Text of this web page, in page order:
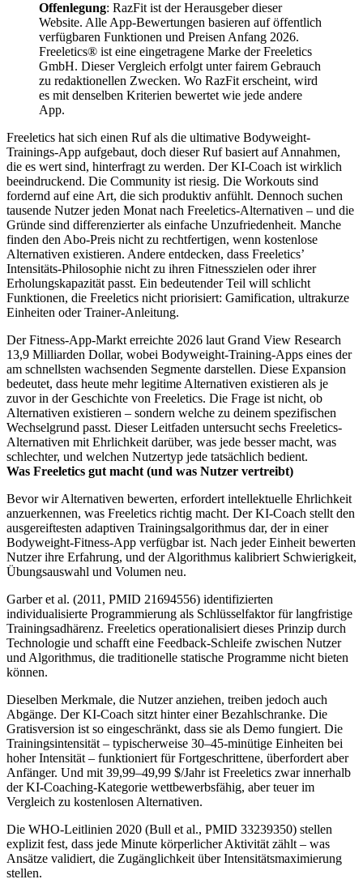
Offenlegung: RazFit ist der Herausgeber dieser
Website. Alle App-Bewertungen basieren auf öffentlich
verfügbaren Funktionen und Preisen Anfang 2026.
Freeletics® ist eine eingetragene Marke der Freeletics
GmbH. Dieser Vergleich erfolgt unter fairem Gebrauch
zu redaktionellen Zwecken. Wo RazFit erscheint, wird
es mit denselben Kriterien bewertet wie jede andere
App.
Freeletics hat sich einen Ruf als die ultimative Bodyweight-
Trainings-App aufgebaut, doch dieser Ruf basiert auf Annahmen,
die es wert sind, hinterfragt zu werden. Der KI-Coach ist wirklich
beeindruckend. Die Community ist riesig. Die Workouts sind
fordernd auf eine Art, die sich produktiv anfühlt. Dennoch suchen
tausende Nutzer jeden Monat nach Freeletics-Alternativen – und die
Gründe sind differenzierter als einfache Unzufriedenheit. Manche
finden den Abo-Preis nicht zu rechtfertigen, wenn kostenlose
Alternativen existieren. Andere entdecken, dass Freeletics’
Intensitäts-Philosophie nicht zu ihren Fitnesszielen oder ihrer
Erholungskapazität passt. Ein bedeutender Teil will schlicht
Funktionen, die Freeletics nicht priorisiert: Gamification, ultrakurze
Einheiten oder Trainer-Anleitung.
Der Fitness-App-Markt erreichte 2026 laut Grand View Research
13,9 Milliarden Dollar, wobei Bodyweight-Training-Apps eines der
am schnellsten wachsenden Segmente darstellen. Diese Expansion
bedeutet, dass heute mehr legitime Alternativen existieren als je
zuvor in der Geschichte von Freeletics. Die Frage ist nicht, ob
Alternativen existieren – sondern welche zu deinem spezifischen
Wechselgrund passt. Dieser Leitfaden untersucht sechs Freeletics-
Alternativen mit Ehrlichkeit darüber, was jede besser macht, was
schlechter, und welchen Nutzertyp jede tatsächlich bedient.
Was Freeletics gut macht (und was Nutzer vertreibt)
Bevor wir Alternativen bewerten, erfordert intellektuelle Ehrlichkeit
anzuerkennen, was Freeletics richtig macht. Der KI-Coach stellt den
ausgereiftesten adaptiven Trainingsalgorithmus dar, der in einer
Bodyweight-Fitness-App verfügbar ist. Nach jeder Einheit bewerten
Nutzer ihre Erfahrung, und der Algorithmus kalibriert Schwierigkeit,
Übungsauswahl und Volumen neu.
Garber et al. (2011, PMID 21694556) identifizierten
individualisierte Programmierung als Schlüsselfaktor für langfristige
Trainingsadhärenz. Freeletics operationalisiert dieses Prinzip durch
Technologie und schafft eine Feedback-Schleife zwischen Nutzer
und Algorithmus, die traditionelle statische Programme nicht bieten
können.
Dieselben Merkmale, die Nutzer anziehen, treiben jedoch auch
Abgänge. Der KI-Coach sitzt hinter einer Bezahlschranke. Die
Gratisversion ist so eingeschränkt, dass sie als Demo fungiert. Die
Trainingsintensität – typischerweise 30–45-minütige Einheiten bei
hoher Intensität – funktioniert für Fortgeschrittene, überfordert aber
Anfänger. Und mit 39,99–49,99 $/Jahr ist Freeletics zwar innerhalb
der KI-Coaching-Kategorie wettbewerbsfähig, aber teuer im
Vergleich zu kostenlosen Alternativen.
Die WHO-Leitlinien 2020 (Bull et al., PMID 33239350) stellen
explizit fest, dass jede Minute körperlicher Aktivität zählt – was
Ansätze validiert, die Zugänglichkeit über Intensitätsmaximierung
stellen.